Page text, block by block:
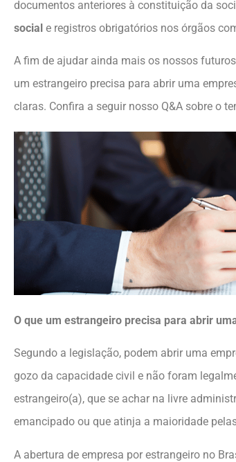
documentos anteriores à constituição da
social e registros obrigatórios nos órgãos
A fim de ajudar ainda mais os nossos
um estrangeiro precisa para abrir uma
claras. Confira a seguir nosso Q&A sobre o
O que um estrangeiro precisa para abrir
Segundo a legislação, podem abrir uma
gozo da capacidade civil e não foram
estrangeiro(a), que se achar na livre
emancipado ou que atinja a maioridade
A abertura de empresa por estrangeiro no